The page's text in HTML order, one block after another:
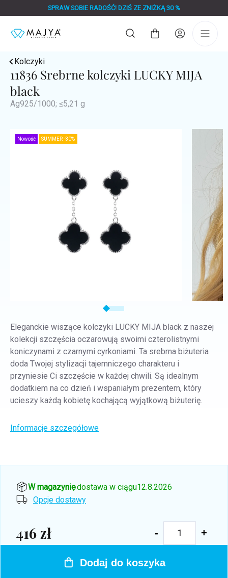
do
SPRAW SOBIE RADOŚĆ! DZIŚ ZE ZNIŻKĄ 30 %
Koszyk
Kolczyki
11836 Srebrne kolczyki LUCKY MIJA
black
Ag925/1000; ≤5,21 g
Nowość SUMMER -30%
Eleganckie wiszące kolczyki LUCKY MIJA black z naszej
kolekcji szczęścia oczarowują swoimi czterolistnymi
koniczynami z czarnymi cyrkoniami. Ta srebrna biżuteria
doda Twojej stylizacji tajemniczego charakteru i
przyniesie Ci szczęście w każdej chwili. Są idealnym
dodatkiem na co dzień i wspaniałym prezentem, który
ucieszy każdą kobietę kochającą wyjątkową biżuterię.
Informacje szczegółowe
W magazynie, dostawa w ciągu12.8.2026
Opcje dostawy
416 zł
Cena
Dodaj do koszyka